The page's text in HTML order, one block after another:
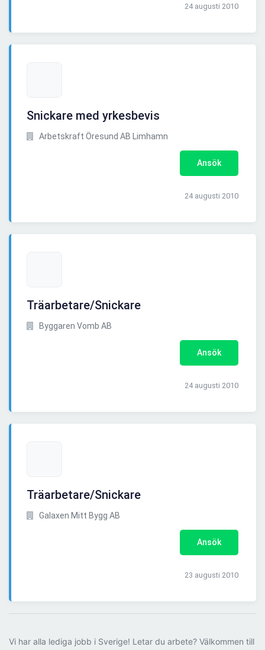
24 augusti 2010
Snickare med yrkesbevis
Arbetskraft Öresund AB Limhamn
Ansök
24 augusti 2010
Träarbetare/Snickare
Byggaren Vomb AB
Ansök
24 augusti 2010
Träarbetare/Snickare
Galaxen Mitt Bygg AB
Ansök
23 augusti 2010
Vi har alla lediga jobb i Sverige! Letar du arbete? Välkommen till